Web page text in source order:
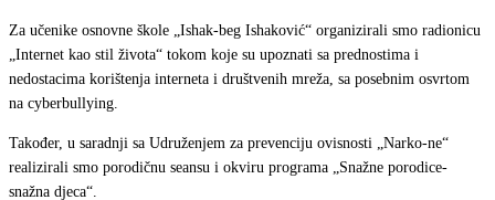
Za učenike osnovne škole „Ishak-beg Ishaković“ organizirali smo radionicu
„Internet kao stil života“ tokom koje su upoznati sa prednostima i
nedostacima korištenja interneta i društvenih mreža, sa posebnim osvrtom
na cyberbullying.
Također, u saradnji sa Udruženjem za prevenciju ovisnosti „Narko-ne“
realizirali smo porodičnu seansu i okviru programa „Snažne porodice-
snažna djeca“.